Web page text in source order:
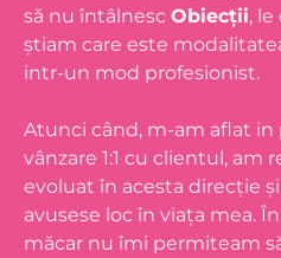
să nu întâlnesc Obiecții,
știam care este
intr-un mod profesionist.
Atunci când, m-am aflat
vânzare 1:1 cu clientul, am
evoluat în acesta direcție
avusese loc în viața mea.
măcar nu îmi permiteam